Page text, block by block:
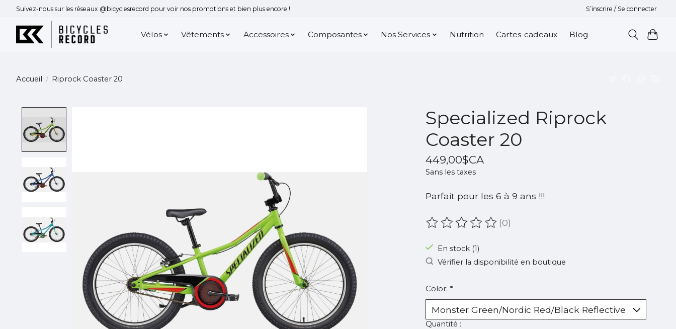
Suivez-nous sur les réseaux @bicyclesrecord pour voir nos promotions et bien plus encore ! S’inscrire / Se connecter
Vélos Vêtements Accessoires Composantes Nos Services Nutrition Cartes-cadeaux Blog
Accueil / Riprock Coaster 20
Specialized Riprock
Coaster 20
449,00$CA
Sans les taxes
Parfait pour les 6 à 9 ans !!!
Ce produit est évalué à
(0)
En stock (1)
Vérifier la disponibilité en boutique
Color: *
Quantité :